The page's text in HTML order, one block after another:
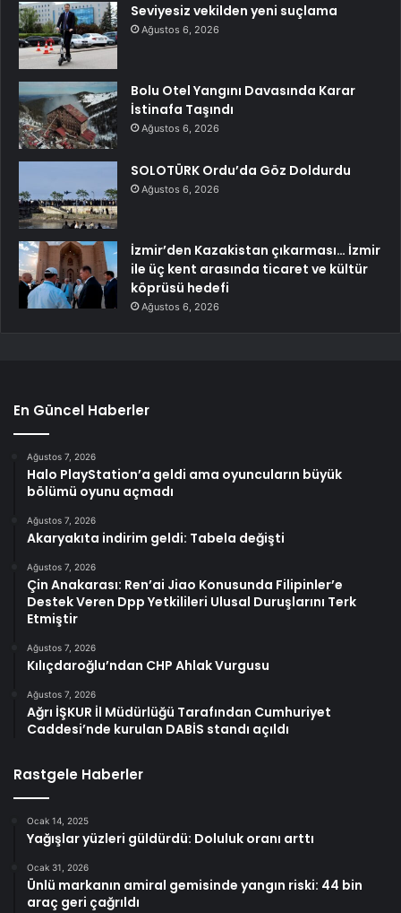
Seviyesiz vekilden yeni suçlama
Ağustos 6, 2026
Bolu Otel Yangını Davasında Karar
İstinafa Taşındı
Ağustos 6, 2026
SOLOTÜRK Ordu’da Göz Doldurdu
Ağustos 6, 2026
İzmir’den Kazakistan çıkarması… İzmir
ile üç kent arasında ticaret ve kültür
köprüsü hedefi
Ağustos 6, 2026
En Güncel Haberler
Ağustos 7, 2026
Halo PlayStation’a geldi ama oyuncuların büyük
bölümü oyunu açmadı
Ağustos 7, 2026
Akaryakıta indirim geldi: Tabela değişti
Ağustos 7, 2026
Çin Anakarası: Ren’ai Jiao Konusunda Filipinler’e
Destek Veren Dpp Yetkilileri Ulusal Duruşlarını Terk
Etmiştir
Ağustos 7, 2026
Kılıçdaroğlu’ndan CHP Ahlak Vurgusu
Ağustos 7, 2026
Ağrı İŞKUR İl Müdürlüğü Tarafından Cumhuriyet
Caddesi’nde kurulan DABİS standı açıldı
Rastgele Haberler
Ocak 14, 2025
Yağışlar yüzleri güldürdü: Doluluk oranı arttı
Ocak 31, 2026
Ünlü markanın amiral gemisinde yangın riski: 44 bin
araç geri çağrıldı